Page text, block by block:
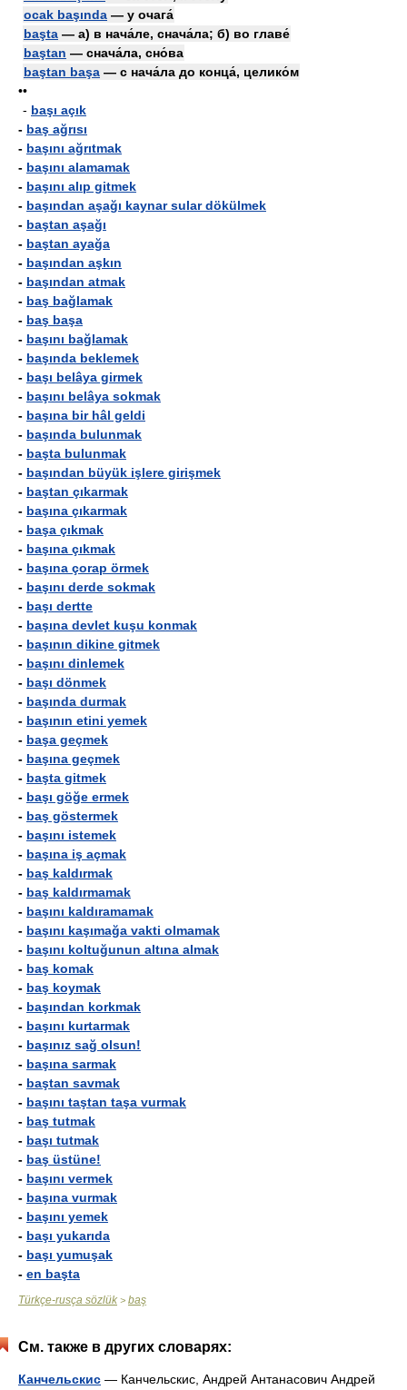
ocak başında — у очага́
başta — а) в нача́ле, снача́ла; б) во главе́
baştan — снача́ла, сно́ва
baştan başa — с нача́ла до конца́, целико́м
••
- başı açık
- baş ağrısı
- başını ağrıtmak
- başını alamamak
- başını alıp gitmek
- başından aşağı kaynar sular dökülmek
- baştan aşağı
- baştan ayağa
- başından aşkın
- başından atmak
- baş bağlamak
- baş başa
- başını bağlamak
- başında beklemek
- başı belâya girmek
- başını belâya sokmak
- başına bir hâl geldi
- başında bulunmak
- başta bulunmak
- başından büyük işlere girişmek
- baştan çıkarmak
- başına çıkarmak
- başa çıkmak
- başına çıkmak
- başına çorap örmek
- başını derde sokmak
- başı dertte
- başına devlet kuşu konmak
- başının dikine gitmek
- başını dinlemek
- başı dönmek
- başında durmak
- başının etini yemek
- başa geçmek
- başına geçmek
- başta gitmek
- başı göğe ermek
- baş göstermek
- başını istemek
- başına iş açmak
- baş kaldırmak
- baş kaldırmamak
- başını kaldıramamak
- başını kaşımağa vakti olmamak
- başını koltuğunun altına almak
- baş komak
- baş koymak
- başından korkmak
- başını kurtarmak
- başınız sağ olsun!
- başına sarmak
- baştan savmak
- başını taştan taşa vurmak
- baş tutmak
- başı tutmak
- baş üstüne!
- başını vermek
- başına vurmak
- başını yemek
- başı yukarıda
- başı yumuşak
- en başta
Türkçe-rusça sözlük > baş
См. также в других словарях:
Канчельскис — Канчельскис, Андрей Антанасович Андрей